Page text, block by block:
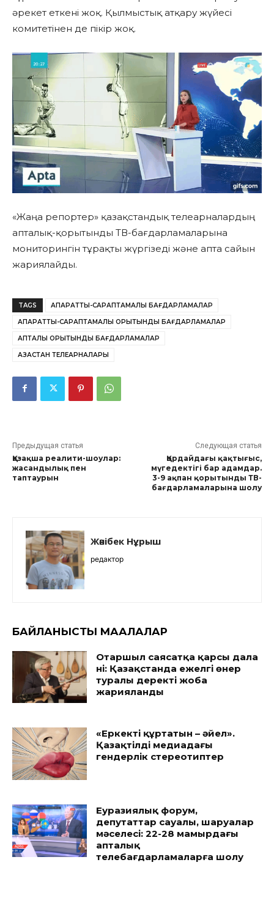
әрекет еткені жоқ. Қылмыстық атқару жүйесі
комитетінен де пікір жоқ.
«Жаңа репортер» қазақстандық телеарналардың
апталық-қорытынды ТВ-бағдарламаларына
мониторингін тұрақты жүргізеді және апта сайын
жариялайды.
TAGS АҚПАРАТТЫҚ-САРАПТАМАЛЫҚ БАҒДАРЛАМАЛАР
АҚПАРАТТЫҚ-САРАПТАМАЛЫҚ ҚОРЫТЫНДЫ БАҒДАРЛАМАЛАР
АПТАЛЫҚ ҚОРЫТЫНДЫ БАҒДАРЛАМАЛАР
ҚАЗАҚСТАН ТЕЛЕАРНАЛАРЫ
Предыдущая статья
Қазақша реалити-шоулар:
жасандылық пен
таптаурын
Следующая статья
Қордайдағы қақтығыс,
мүгедектігі бар адамдар.
3-9 ақпан қорытынды ТВ-
бағдарламаларына шолу
Жәнібек Нұрыш
редактор
БАЙЛАНЫСТЫ МАҚАЛАЛАР
Отаршыл саясатқа қарсы дала
үні: Қазақстанда ежелгі өнер
туралы деректі жоба
жарияланды
«Еркекті құртатын – әйел».
Қазақтілді медиадағы
гендерлік стереотиптер
Еуразиялық форум,
депутаттар сауалы, шаруалар
мәселесі: 22-28 мамырдағы
апталық
телебағдарламаларға шолу